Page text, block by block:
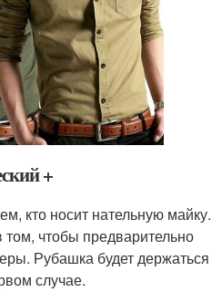
+
кто носит нательную майку.
том, чтобы предварительно
Рубашка будет держаться
случае.